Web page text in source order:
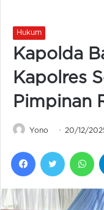
Hukum
Kapolda
Kapolres
Pimpinan
Yono 20/12/
FacebookTwitter